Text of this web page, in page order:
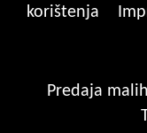
korištenja
Predaja